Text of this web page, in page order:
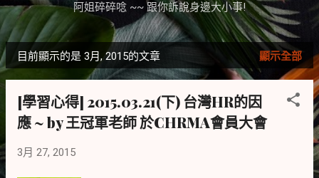
阿姐碎碎唸 ~~ 跟你訴說身邊大小事!
發
文
目前顯示的是 3月, 2015的文章 顯示全部
[學習心得] 2015.03.21(下) 台灣HR的因
應 ~ by 王冠軍老師 於CHRMA會員大會
3月 27, 2015